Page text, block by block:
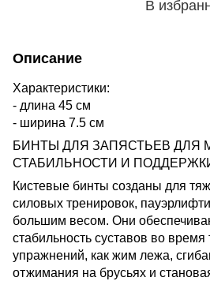
В
Описание
Характеристики:
- длина 45 см
- ширина 7.5 см
БИНТЫ ДЛЯ ЗАПЯСТЬЕВ ДЛЯ
СТАБИЛЬНОСТИ И
Кистевые бинты созданы для
силовых тренировок,
большим весом. Они
стабильность суставов во
упражнений, как жим лежа,
отжимания на брусьях и